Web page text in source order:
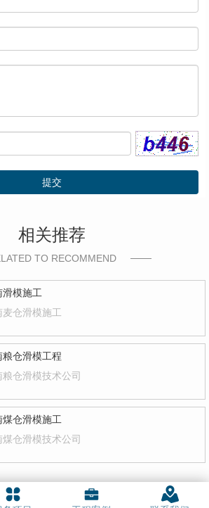
提交
相关推荐
TO RECOMMEND
滑模施工
麦仓滑模施工
粮仓滑模工程
粮仓滑模技术公司
煤仓滑模施工
煤仓滑模技术公司